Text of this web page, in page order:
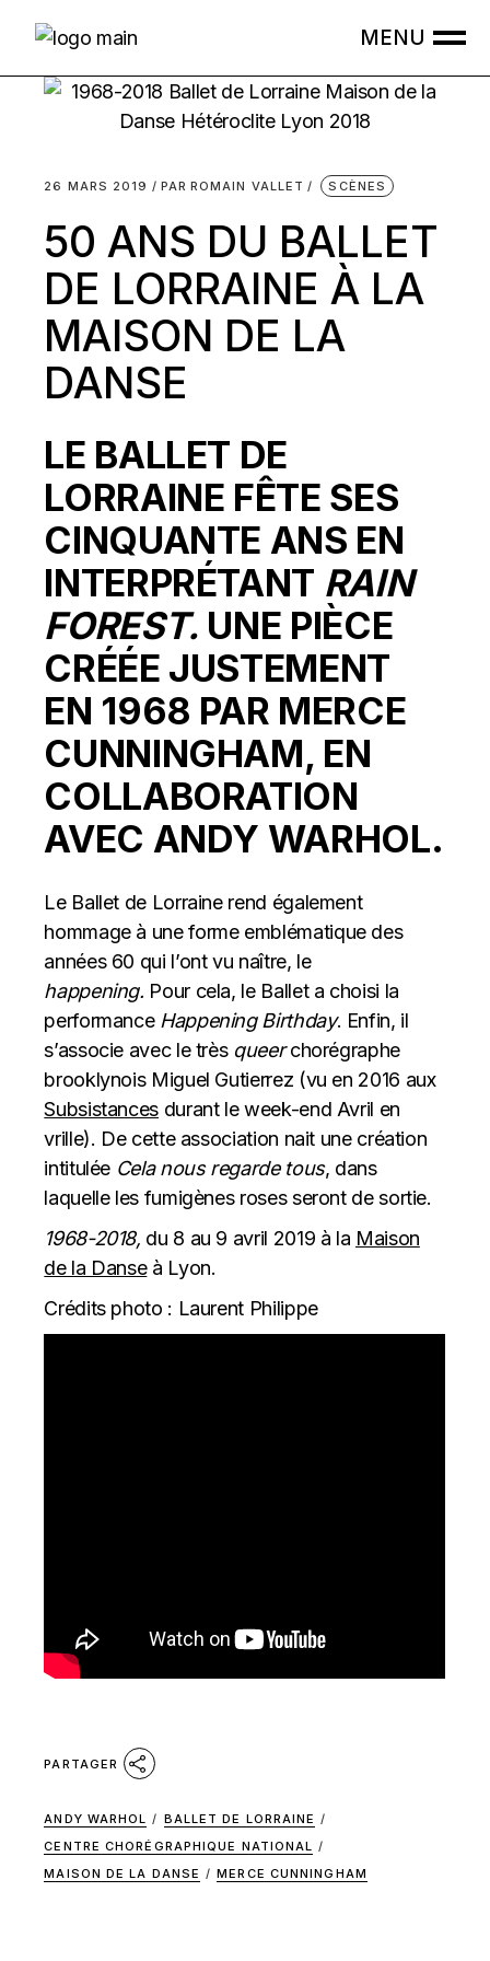
26 MARS 2019 PAR ROMAIN VALLET SCÈNES
50 ANS DU BALLET
DE LORRAINE À LA
MAISON DE LA
DANSE
LE BALLET DE
LORRAINE FÊTE SES
CINQUANTE ANS EN
INTERPRÉTANT RAIN
FOREST. UNE PIÈCE
CRÉÉE JUSTEMENT
EN 1968 PAR MERCE
CUNNINGHAM, EN
COLLABORATION
AVEC ANDY WARHOL.
Le Ballet de Lorraine rend également
hommage à une forme emblématique des
années 60 qui l’ont vu naître, le
happening. Pour cela, le Ballet a choisi la
performance Happening Birthday. Enfin, il
s’associe avec le très queerchorégraphe
brooklynois Miguel Gutierrez (vu en 2016 aux
Subsistances durant le week-end Avril en
vrille). De cette association nait une création
intitulée Cela nous regarde tous, dans
laquelle les fumigènes roses seront de sortie.
1968-2018, du 8 au 9 avril 2019 à la Maison
de la Danseà Lyon.
Crédits photo : Laurent Philippe
PARTAGER
ANDY WARHOL / BALLET DE LORRAINE /
CENTRE CHORÉGRAPHIQUE NATIONAL /
MAISON DE LA DANSE / MERCE CUNNINGHAM